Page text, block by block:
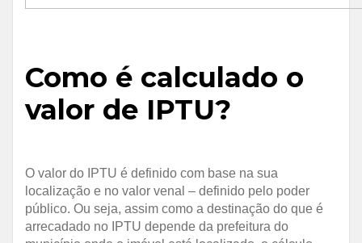
Como é calculado o
valor de IPTU?
O valor do IPTU é definido com base na sua
localização e no valor venal – definido pelo poder
público. Ou seja, assim como a destinação do que é
arrecadado no IPTU depende da prefeitura do